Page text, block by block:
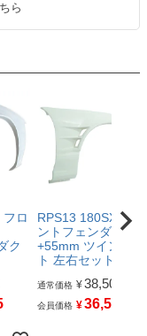
ら
ロ
ク
RPS13 180SX | フ
ントフェンダー
+55mm ツインダク
ト 左右セット
通常価格 ¥38,500
会員価格 ¥36,575